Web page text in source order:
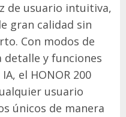
de usuario intuitiva,
gran calidad sin
Con modos de
y funciones
el HONOR 200
usuario
únicos de manera